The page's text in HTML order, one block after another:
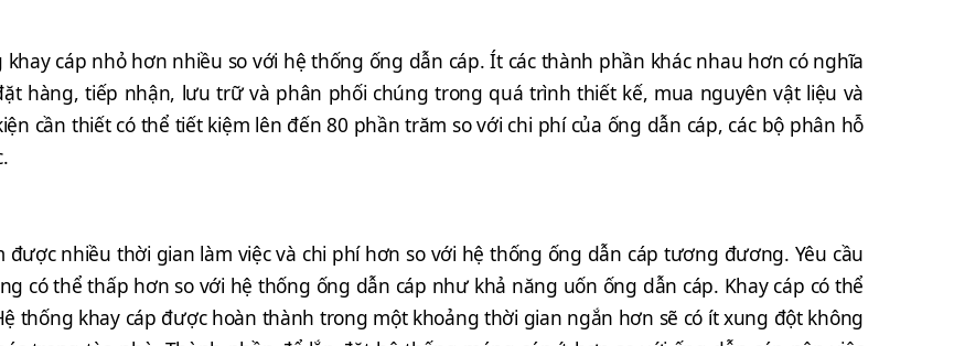
cáp nhỏ hơn nhiều so với hệ thống ống dẫn cáp. Ít các thành phần khác nhau hơn có nghĩa
hàng, tiếp nhận, lưu trữ và phân phối chúng trong quá trình thiết kế, mua nguyên vật liệu và
cần thiết có thể tiết kiệm lên đến 80 phần trăm so với chi phí của ống dẫn cáp, các bộ phân hỗ
nhiều thời gian làm việc và chi phí hơn so với hệ thống ống dẫn cáp tương đương. Yêu cầu
có thể thấp hơn so với hệ thống ống dẫn cáp như khả năng uốn ống dẫn cáp. Khay cáp có thể
thống khay cáp được hoàn thành trong một khoảng thời gian ngắn hơn sẽ có ít xung đột không